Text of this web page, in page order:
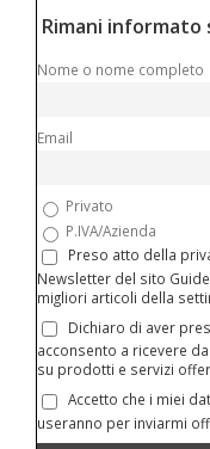
Rimani informato
Nome o nome completo
Email
Privato
P.IVA/Azienda
Preso atto della
Newsletter del sito
migliori articoli della
Dichiaro di aver
acconsento a ricevere
su prodotti e servizi
Accetto che i miei
useranno per inviarmi